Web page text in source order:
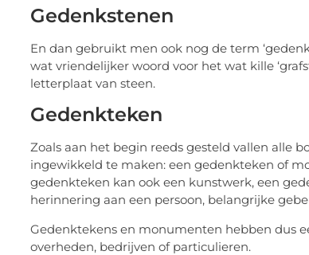
Gedenkstenen
En dan gebruikt men ook nog de term
wat vriendelijker woord voor het wat kille
letterplaat van steen.
Gedenkteken
Zoals aan het begin reeds gesteld vallen alle
ingewikkeld te maken: een gedenkteken of
gedenkteken kan ook een kunstwerk, een
herinnering aan een persoon, belangrijke
Gedenktekens en monumenten hebben dus
overheden, bedrijven of particulieren.